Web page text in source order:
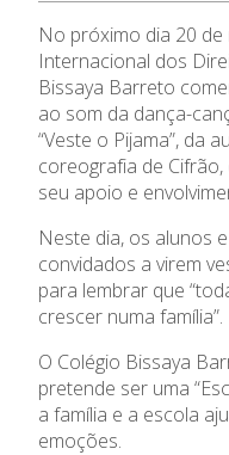
Colaboradores Não
Docentes
Instalações
Ofertas de emprego
Regulamentos
Jornal “O Coreto”
Sala de Estudo
Atividades de Interrupção
Letiva
Academia de Línguas
Termalismo
Curso de Técnico/a de
à Família e à Comunidade
Ofertas de Emprego
de Educação
SIGE
Secretariado de Exames
No próximo dia 20
Internacional dos
Bissaya Barreto
ao som da dança-
“Veste o Pijama”, da
coreografia de
seu apoio e
Neste dia, os alunos
convidados a virem
para lembrar que
crescer numa família”.
O Colégio Bissaya
pretende ser uma
a família e a escola
emoções.